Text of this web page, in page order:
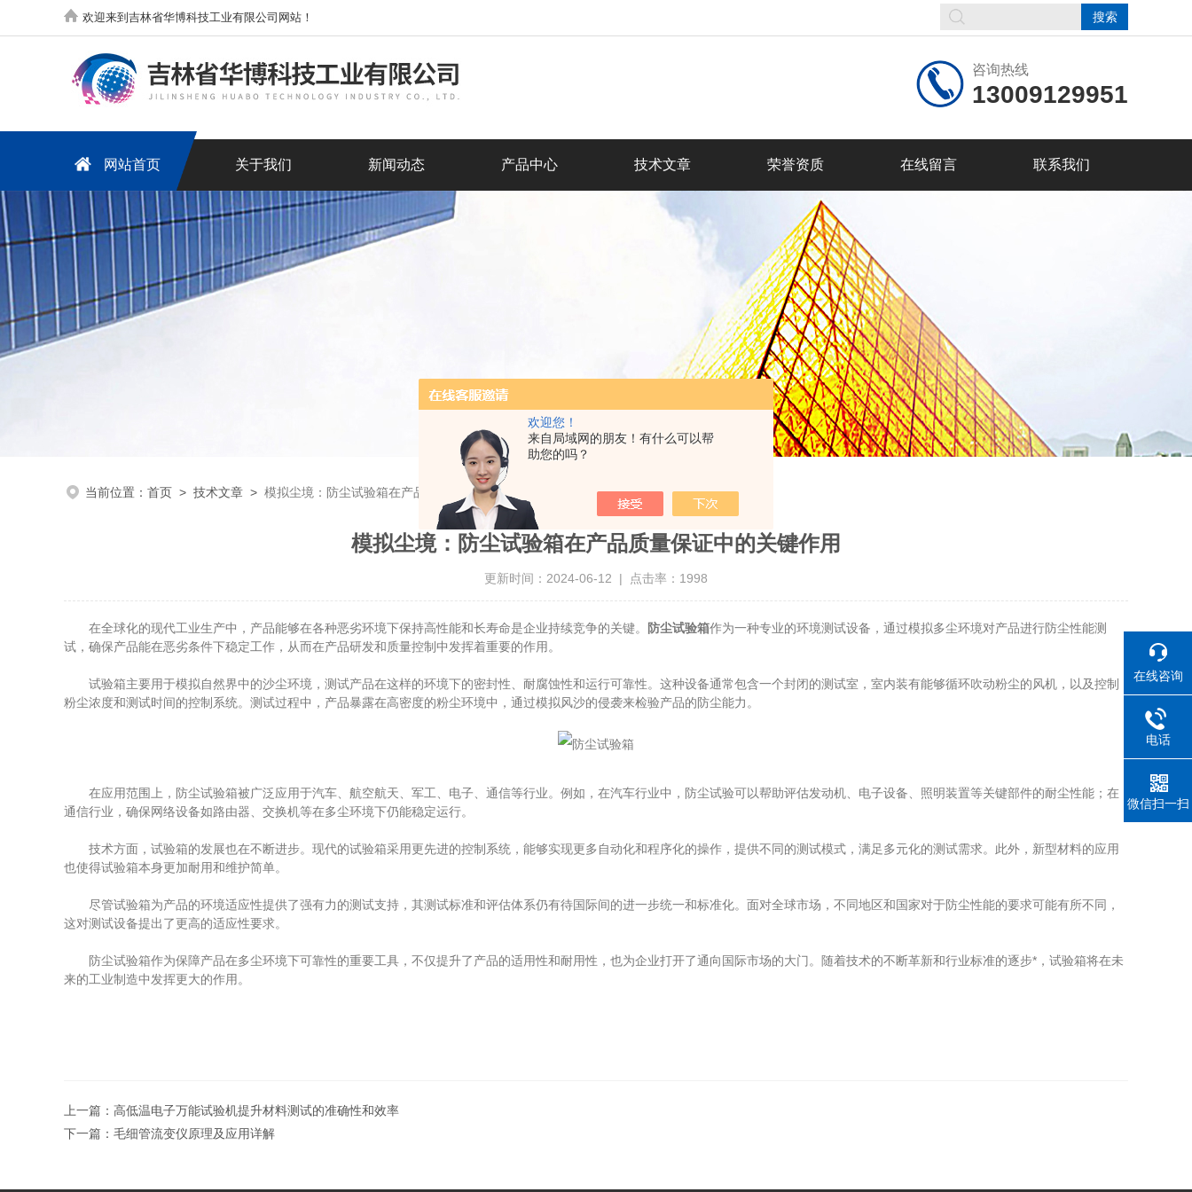
欢迎您！
来自局域网的朋友！有什么可以帮
助您的吗？
欢迎来到吉林省华博科技工业有限公司网站！
咨询热线
13009129951
网站首页 关于我们 新闻动态 产品中心 技术文章 荣誉资质 在线留言 联系我们
当前位置： 首页 > 技术文章 > 模拟尘境：防尘试验箱在产品质量保证中的关键作用
模拟尘境：防尘试验箱在产品质量保证中的关键作用
更新时间：2024-06-12 | 点击率：1998
在全球化的现代工业生产中，产品能够在各种恶劣环境下保持高性能和长寿命是企业持续竞争的关键。 防尘试验箱作为一种专业的环境测试设备，通过模拟多尘环境对产品进行防尘性能测
试，确保产品能在恶劣条件下稳定工作，从而在产品研发和质量控制中发挥着重要的作用。
试验箱主要用于模拟自然界中的沙尘环境，测试产品在这样的环境下的密封性、耐腐蚀性和运行可靠性。这种设备通常包含一个封闭的测试室，室内装有能够循环吹动粉尘的风机，以及控制
粉尘浓度和测试时间的控制系统。测试过程中，产品暴露在高密度的粉尘环境中，通过模拟风沙的侵袭来检验产品的防尘能力。
在应用范围上，防尘试验箱被广泛应用于汽车、航空航天、军工、电子、通信等行业。例如，在汽车行业中，防尘试验可以帮助评估发动机、电子设备、照明装置等关键部件的耐尘性能；在
通信行业，确保网络设备如路由器、交换机等在多尘环境下仍能稳定运行。
技术方面，试验箱的发展也在不断进步。现代的试验箱采用更先进的控制系统，能够实现更多自动化和程序化的操作，提供不同的测试模式，满足多元化的测试需求。此外，新型材料的应用
也使得试验箱本身更加耐用和维护简单。
尽管试验箱为产品的环境适应性提供了强有力的测试支持，其测试标准和评估体系仍有待国际间的进一步统一和标准化。面对全球市场，不同地区和国家对于防尘性能的要求可能有所不同，
这对测试设备提出了更高的适应性要求。
防尘试验箱作为保障产品在多尘环境下可靠性的重要工具，不仅提升了产品的适用性和耐用性，也为企业打开了通向国际市场的大门。随着技术的不断革新和行业标准的逐步*，试验箱将在未
来的工业制造中发挥更大的作用。
上一篇： 高低温电子万能试验机提升材料测试的准确性和效率
下一篇： 毛细管流变仪原理及应用详解
在线咨询
电话
微信扫一扫